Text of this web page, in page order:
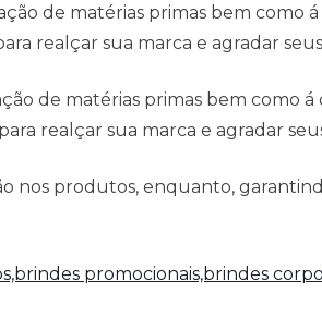
de matérias primas bem como
realçar sua marca e agradar
de matérias primas bem como
realçar sua marca e agradar
nos produtos, enquanto,
promocionais,brindes